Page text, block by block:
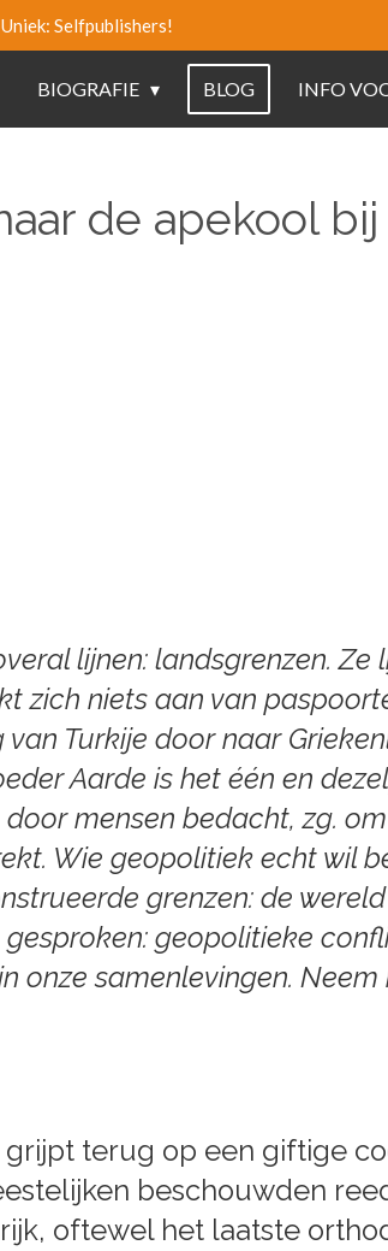
Uniek: Selfpublishers!
BIOGRAFIE BLOG INFO
de apekool
lijnen: landsgrenzen.
zich niets aan van
Turkije door naar
Aarde is het één en
mensen bedacht, zg.
Wie geopolitiek echt wil
grenzen: de
geopolitieke
onze samenlevingen.
terug op een giftige
beschouwden
oftewel het laatste